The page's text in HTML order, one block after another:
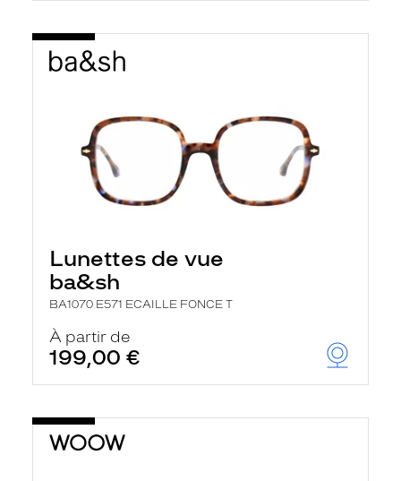
Lunettes de vue
ba&sh
BA1070 E571 ECAILLE FONCE T
À partir de
199,00 €